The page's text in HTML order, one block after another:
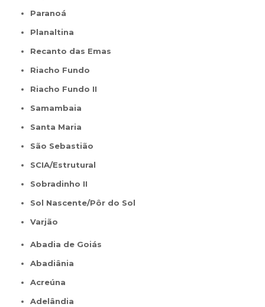
Paranoá
Planaltina
Recanto das Emas
Riacho Fundo
Riacho Fundo II
Samambaia
Santa Maria
São Sebastião
SCIA/Estrutural
Sobradinho II
Sol Nascente/Pôr do Sol
Varjão
Abadia de Goiás
Abadiânia
Acreúna
Adelândia